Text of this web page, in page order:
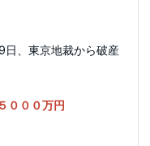
日、東京地裁から破産
０００万円